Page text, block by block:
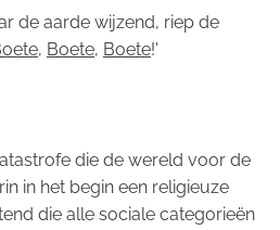
de aarde wijzend, riep de
, Boete, Boete!'
die de wereld voor de
in het begin een religieuze
die alle sociale categorieën